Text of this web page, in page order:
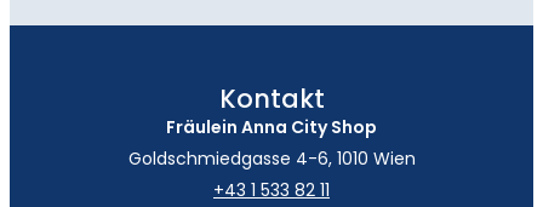
Kontakt
Fräulein Anna City Shop
Goldschmiedgasse 4-6, 1010 Wien
+43 1 533 82 11